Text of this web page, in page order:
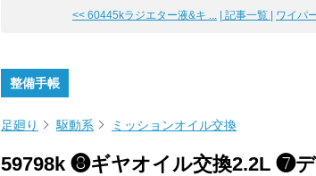
<< 60445kラジエター液&キ ... | 記事一覧 | ワイパ
整備手帳
足廻り 駆動系 ミッションオイル交換
59798k ❽ギヤオイル交換2.2L ❼